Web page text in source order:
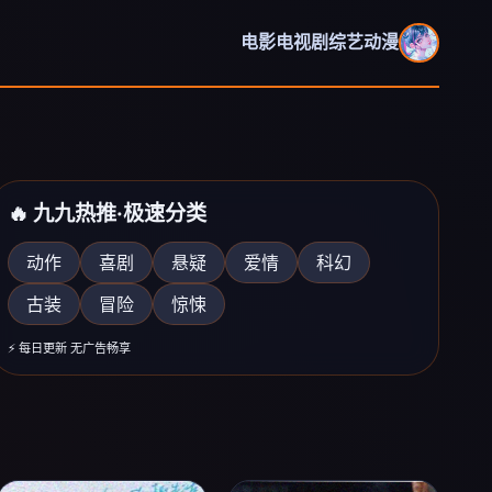
电影电视剧综艺动漫
欢乐喜剧人2026》
🔥 九九热推·极速分类
动作 喜剧 悬疑 爱情
科幻
古装
冒险 惊悚
⚡ 每日更新 无广告畅享